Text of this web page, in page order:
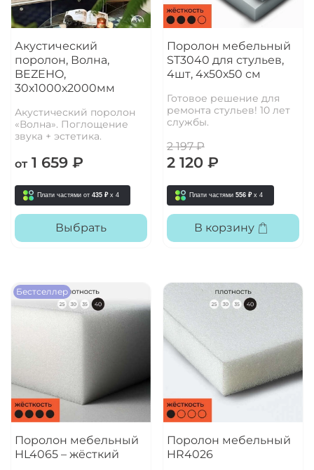
Акустический
поролон, Волна,
BEZEHO,
30х1000х2000мм
Акустический поролон
«Волна». Поглощение
звука + эстетика.
от1 659 ₽
Плати частями от 435 ₽ x 4
Выбрать
Поролон мебельный
ST3040 для стульев,
4шт, 4х50х50 см
Готовое решение для
ремонта стульев! 10 лет
службы.
2 197 ₽
2 120 ₽
Плати частями 556 ₽ x 4
В корзину
Бестселлер
Поролон мебельный
HL4065 – жёсткий
Поролон мебельный
HR4026